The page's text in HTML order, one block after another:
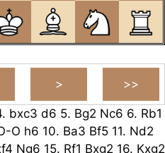
bxc3 d6 5. Bg2 Nc6 6. Rb1
O h6 10. Ba3 Bf5 11. Nd2
Ng6 15. Rf1 Bxg2 16. Kxg2